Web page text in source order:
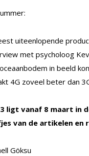
uiteenlopende
met psycholoog
in beeld
4G zoveel beter dan
ligt vanaf 8 maart in
van de artikelen en
Göksu